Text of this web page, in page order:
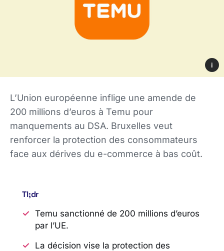
i
L’Union européenne inflige une amende de
200 millions d’euros à Temu pour
manquements au DSA. Bruxelles veut
renforcer la protection des consommateurs
face aux dérives du e-commerce à bas coût.
Tl;dr
Temu sanctionné de 200 millions d’euros
par l’UE.
La décision vise la protection des